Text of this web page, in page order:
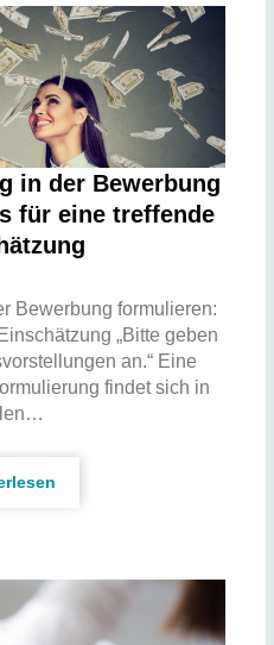
in der Bewerbung
für eine treffende
Bewerbung formulieren:
„Bitte geben
an.“ Eine
findet sich in